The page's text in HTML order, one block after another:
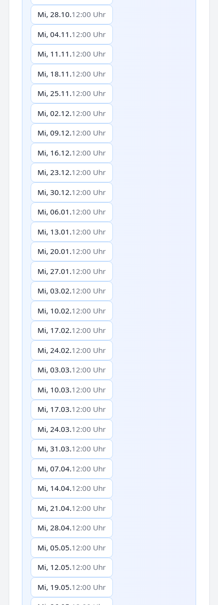
Mi, 28.10.12:00 Uhr
Mi, 04.11.12:00 Uhr
Mi, 11.11.12:00 Uhr
Mi, 18.11.12:00 Uhr
Mi, 25.11.12:00 Uhr
Mi, 02.12.12:00 Uhr
Mi, 09.12.12:00 Uhr
Mi, 16.12.12:00 Uhr
Mi, 23.12.12:00 Uhr
Mi, 30.12.12:00 Uhr
Mi, 06.01.12:00 Uhr
Mi, 13.01.12:00 Uhr
Mi, 20.01.12:00 Uhr
Mi, 27.01.12:00 Uhr
Mi, 03.02.12:00 Uhr
Mi, 10.02.12:00 Uhr
Mi, 17.02.12:00 Uhr
Mi, 24.02.12:00 Uhr
Mi, 03.03.12:00 Uhr
Mi, 10.03.12:00 Uhr
Mi, 17.03.12:00 Uhr
Mi, 24.03.12:00 Uhr
Mi, 31.03.12:00 Uhr
Mi, 07.04.12:00 Uhr
Mi, 14.04.12:00 Uhr
Mi, 21.04.12:00 Uhr
Mi, 28.04.12:00 Uhr
Mi, 05.05.12:00 Uhr
Mi, 12.05.12:00 Uhr
Mi, 19.05.12:00 Uhr